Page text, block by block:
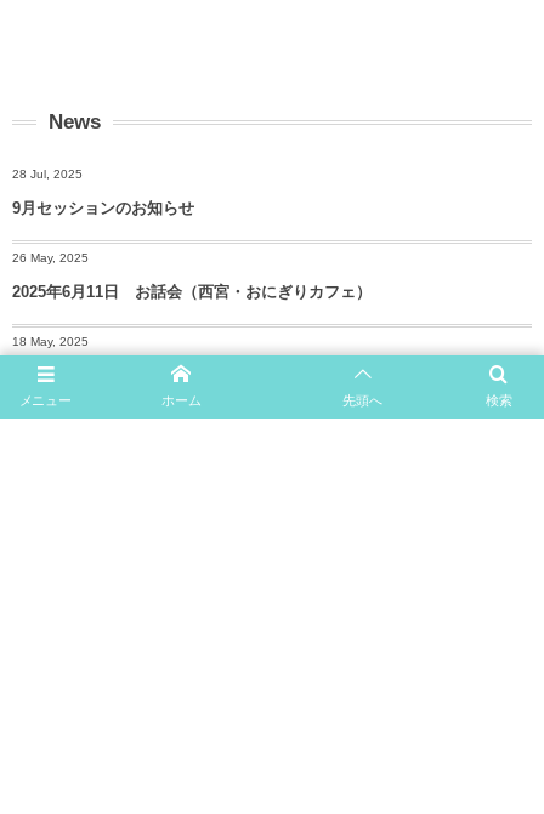
News
28 Jul, 2025
9月セッションのお知らせ
26 May, 2025
2025年6月11日 お話会（西宮・おにぎりカフェ）
18 May, 2025
2025年5月27日 お茶会（宝塚市・清荒神）
メニュー 検索
ホーム 先頭へ